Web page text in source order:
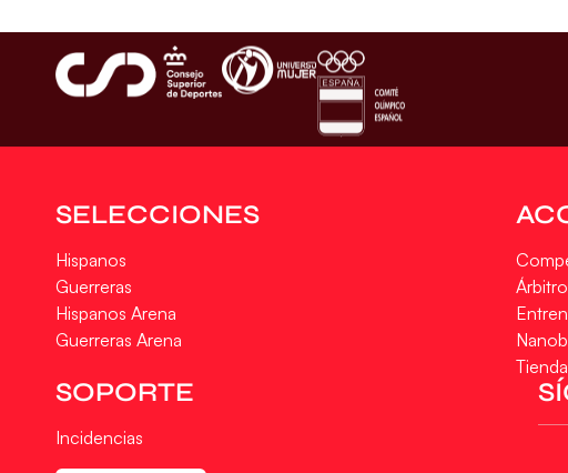
SELECCIONES
Hispanos
Guerreras
Hispanos Arena
Guerreras Arena
Tienda
SOPORTE
Incidencias